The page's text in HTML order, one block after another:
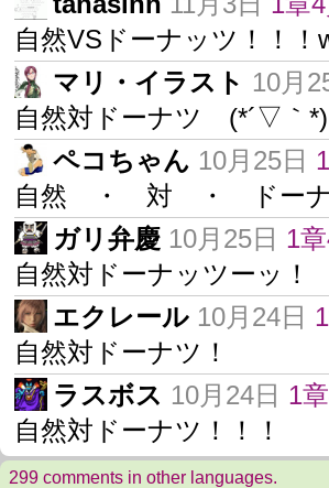
自然VSドーナッツ！！！
マリ・イラスト 10月
自然対ドーナツ (*´▽｀*)
ペコちゃん 10月25日
自然 ・ 対 ・ ドー
ガリ弁慶 10月25日 1
自然対ドーナッツーッ！
エクレール 10月24日
自然対ドーナツ！
ラスボス 10月24日 1
自然対ドーナツ！！！
299 comments in other languages.